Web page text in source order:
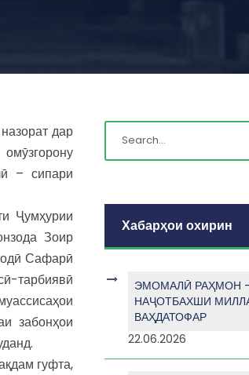
дар
– сипари
Ҷумҳурии
Зоир
Сафарӣ
тарбиявӣ
забонҳои
гуфта,
Хабарҳои охирин
ЭМОМАЛӢ РАҲМОН
НАҶОТБАХШИ
ВАҲДАТОФАР
22.06.2026